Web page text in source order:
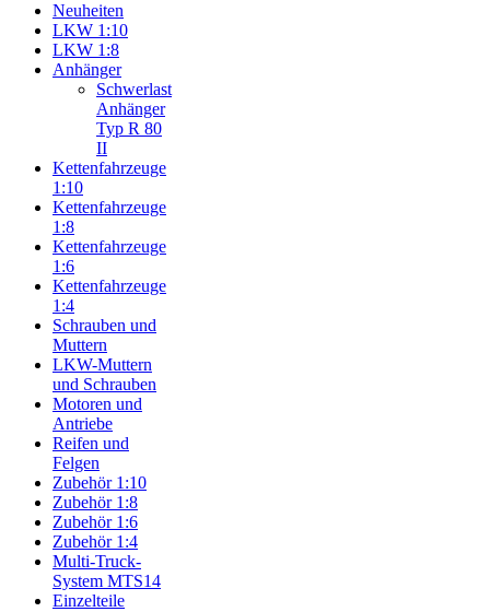
Neuheiten
LKW 1:10
LKW 1:8
Anhänger
Schwerlast
Anhänger
Typ R 80
II
Kettenfahrzeuge
1:10
Kettenfahrzeuge
1:8
Kettenfahrzeuge
1:6
Kettenfahrzeuge
1:4
Schrauben und
Muttern
LKW-Muttern
und Schrauben
Motoren und
Antriebe
Reifen und
Felgen
Zubehör 1:10
Zubehör 1:8
Zubehör 1:6
Zubehör 1:4
Multi-Truck-
System MTS14
Einzelteile